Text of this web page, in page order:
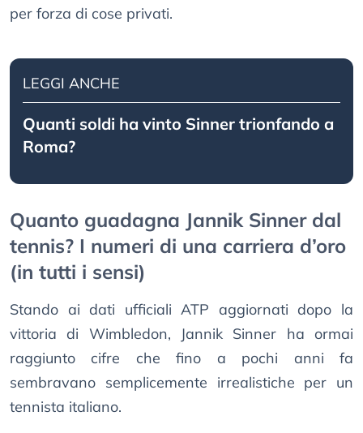
per forza di cose privati.
LEGGI ANCHE
Quanti soldi ha vinto Sinner trionfando a
Roma?
Quanto guadagna Jannik Sinner dal
tennis? I numeri di una carriera d’oro
(in tutti i sensi)
Stando ai dati ufficiali ATP aggiornati dopo la
vittoria di Wimbledon, Jannik Sinner ha ormai
raggiunto cifre che fino a pochi anni fa
sembravano semplicemente irrealistiche per un
tennista italiano.